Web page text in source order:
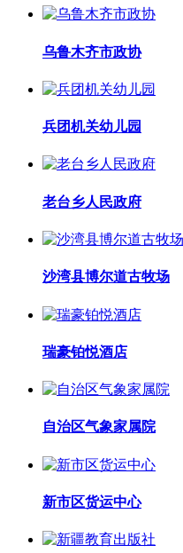
乌鲁木齐市政协
兵团机关幼儿园
老台乡人民政府
沙湾县博尔道古牧场
瑞豪铂悦酒店
自治区气象家属院
新市区货运中心